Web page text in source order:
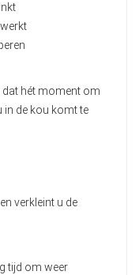
dat hét moment om
in de kou komt te
verkleint u de
tijd om weer